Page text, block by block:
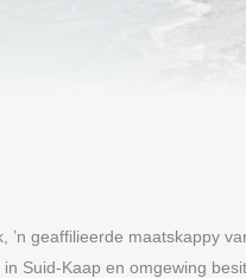
geaffilieerde maatskappy
Suid-Kaap en omgewing